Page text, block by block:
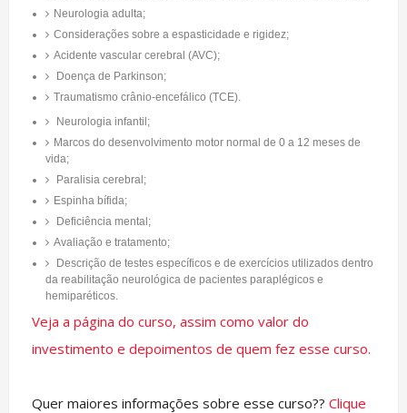
Neurologia adulta;
Considerações sobre a espasticidade e rigidez;
Acidente vascular cerebral (AVC);
Doença de Parkinson;
Traumatismo crânio-encefálico (TCE).
Neurologia infantil;
Marcos do desenvolvimento motor normal de 0 a 12 meses de
vida;
Paralisia cerebral;
Espinha bífida;
Deficiência mental;
Avaliação e tratamento;
Descrição de testes específicos e de exercícios utilizados dentro
da reabilitação neurológica de pacientes paraplégicos e
hemiparéticos.
Veja a página do curso, assim como valor do
investimento e depoimentos de quem fez esse curso.
Quer maiores informações sobre esse curso?? Clique